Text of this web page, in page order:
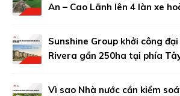
An – Cao Lãnh lên 4 làn xe
Sunshine Group khởi công
Rivera gần 250ha tại phía
Vì sao Nhà nước cần kiểm